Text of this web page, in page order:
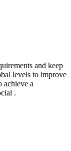
and keep
levels to improve
achieve a
.